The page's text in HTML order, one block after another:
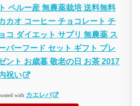
ト ペルー産 無農薬栽培 送料無料
カオ コーヒー チョコレート チ
ョコ ダイエット サプリ 無農薬 ス
パーフード セット ギフト プレ
ント お歳暮 敬老の日 お茶 2017
祝い
with カエレバ